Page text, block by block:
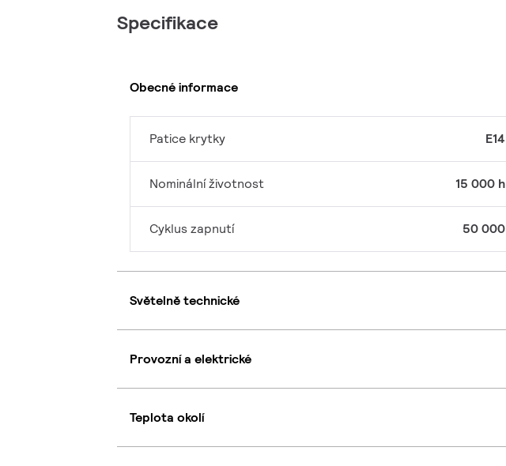
Specifikace
Obecné informace
Patice krytky E14
Nominální životnost 15 000 h
Cyklus zapnutí 50 000
Světelně technické
Provozní a elektrické
Teplota okolí